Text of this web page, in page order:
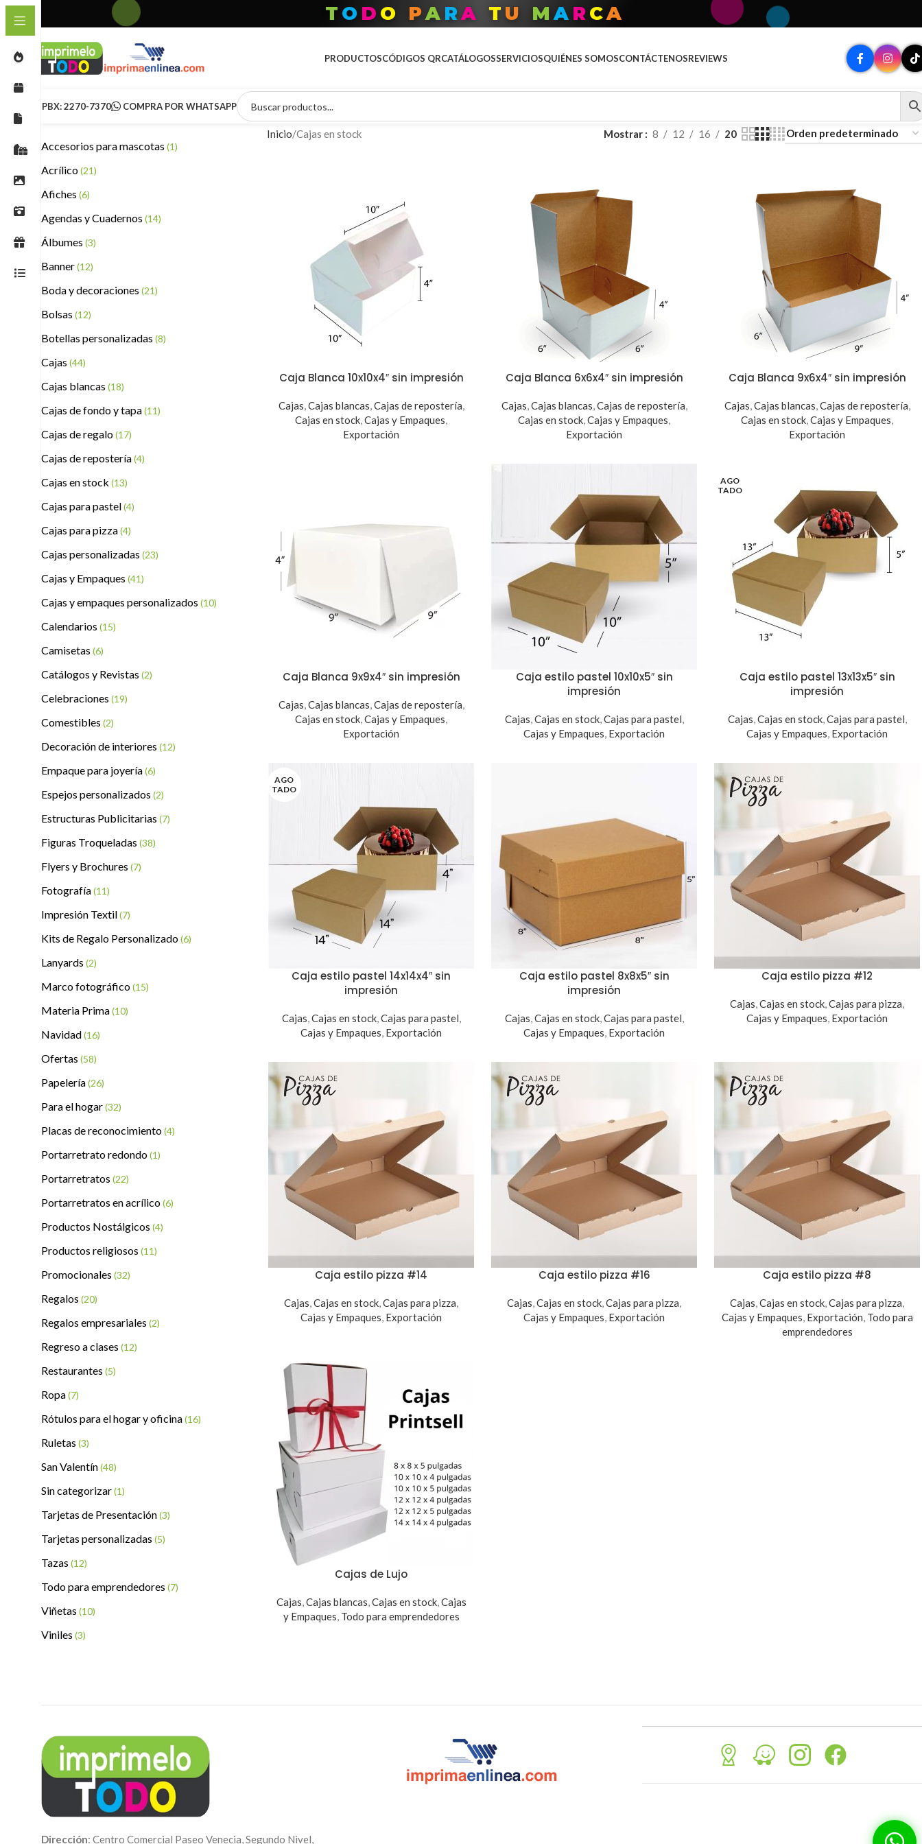
T O D O PA RA T U MA RCA
PRODUCTOSCÓDIGOS QRCATÁLOGOSSERVICIOSQUIÉNES SOMOSCONTÁCTENOSREVIEWS
PBX: 2270-7370 COMPRA POR WHATSAPP
Accesorios para mascotas (1)
Acrílico(21)
Afiches (6)
Agendas y Cuadernos (14)
Álbumes (3)
Banner(12)
Boda y decoraciones (21)
Bolsas (12)
Botellas personalizadas (8)
Cajas (44)
Cajas blancas (18)
Cajas de fondo y tapa(11)
Cajas de regalo(17)
Cajas de repostería(4)
Cajas en stock (13)
Cajas para pastel(4)
Cajas para pizza(4)
Cajas personalizadas (23)
Cajas y Empaques (41)
Cajas y empaques personalizados (10)
Calendarios (15)
Camisetas (6)
Catálogos y Revistas (2)
Celebraciones (19)
Comestibles (2)
Decoración de interiores (12)
Empaque para joyería(6)
Espejos personalizados (2)
Estructuras Publicitarias (7)
Figuras Troqueladas (38)
Flyers y Brochures (7)
Fotografía(11)
Impresión Textil(7)
Kits de Regalo Personalizado(6)
Lanyards (2)
Marco fotográfico(15)
Materia Prima(10)
Navidad(16)
Ofertas (58)
Papelería(26)
Para el hogar(32)
Placas de reconocimiento(4)
Portarretrato redondo(1)
Portarretratos (22)
Portarretratos en acrílico(6)
Productos Nostálgicos (4)
Productos religiosos (11)
Promocionales (32)
Regalos (20)
Regalos empresariales (2)
Regreso a clases (12)
Restaurantes (5)
Ropa(7)
Rótulos para el hogar y oficina(16)
Ruletas (3)
San Valentín(48)
Sin categorizar(1)
Tarjetas de Presentación(3)
Tarjetas personalizadas (5)
Tazas (12)
Todo para emprendedores (7)
Viñetas (10)
Viniles (3)
Inicio Cajas en stock Mostrar 8 12 16 20
Caja Blanca 10x10x4″ sin impresión
Cajas,Cajas blancas,Cajas de repostería,
Cajas en stock,Cajas y Empaques,
Exportación
Caja Blanca 6x6x4″ sin impresión
Cajas,Cajas blancas,Cajas de repostería,
Cajas en stock,Cajas y Empaques,
Exportación
Caja Blanca 9x6x4″ sin impresión
Cajas,Cajas blancas,Cajas de repostería,
Cajas en stock,Cajas y Empaques,
Exportación
Caja Blanca 9x9x4″ sin impresión
Cajas,Cajas blancas,Cajas de repostería,
Cajas en stock,Cajas y Empaques,
Exportación
Caja estilo pastel 10x10x5″ sin
impresión
Cajas,Cajas en stock,Cajas para pastel,
Cajas y Empaques, Exportación
AGO
TADO
Caja estilo pastel 13x13x5″ sin
impresión
Cajas,Cajas en stock,Cajas para pastel,
Cajas y Empaques, Exportación
AGO
TADO
Caja estilo pastel 14x14x4″ sin
impresión
Cajas,Cajas en stock,Cajas para pastel,
Cajas y Empaques, Exportación
Caja estilo pastel 8x8x5″ sin
impresión
Cajas,Cajas en stock,Cajas para pastel,
Cajas y Empaques, Exportación
Caja estilo pizza #12
Cajas,Cajas en stock,Cajas para pizza,
Cajas y Empaques, Exportación
Caja estilo pizza #14
Cajas,Cajas en stock,Cajas para pizza,
Cajas y Empaques, Exportación
Caja estilo pizza #16
Cajas,Cajas en stock,Cajas para pizza,
Cajas y Empaques, Exportación
Caja estilo pizza #8
Cajas,Cajas en stock,Cajas para pizza,
Cajas y Empaques, Exportación, Todo para
emprendedores
Cajas de Lujo
Cajas,Cajas blancas,Cajas en stock,Cajas
y Empaques, Todo para emprendedores
Dirección: Centro Comercial Paseo Venecia, Segundo Nivel,